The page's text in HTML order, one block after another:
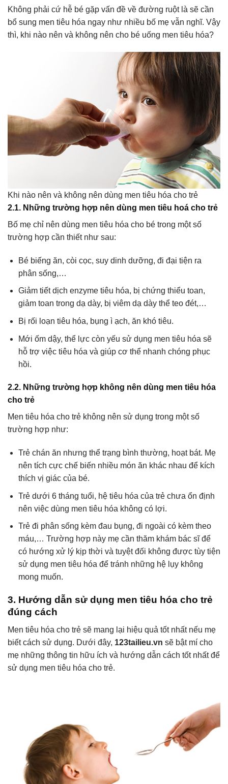
Không phải cứ hễ bé gặp vấn đề về đường ruột là sẽ cần
bổ sung men tiêu hóa ngay như nhiều bố mẹ vẫn nghĩ. Vậy
thì, khi nào nên và không nên cho bé uống men tiêu hóa?
Khi nào nên và không nên dùng men tiêu hóa cho trẻ
2.1. Những trường hợp nên dùng men tiêu hoá cho trẻ
Bố mẹ chỉ nên dùng men tiêu hóa cho bé trong một số
trường hợp cần thiết như sau:
Bé biếng ăn, còi cọc, suy dinh dưỡng, đi đại tiện ra
phân sống,…
Giảm tiết dịch enzyme tiêu hóa, bị chứng thiểu toan,
giảm toan trong dạ dày, bị viêm dạ dày thể teo đét,…
Bị rối loạn tiêu hóa, bụng ì ạch, ăn khó tiêu.
Mới ốm dậy, thể lực còn yếu sử dụng men tiêu hóa sẽ
hỗ trợ việc tiêu hóa và giúp cơ thể nhanh chóng phục
hồi.
2.2. Những trường hợp không nên dùng men tiêu hóa
cho trẻ
Men tiêu hóa cho trẻ không nên sử dụng trong một số
trường hợp như:
Trẻ chán ăn nhưng thể trạng bình thường, hoạt bát. Mẹ
nên tích cực chế biến nhiều món ăn khác nhau để kích
thích vị giác của bé.
Trẻ dưới 6 tháng tuổi, hệ tiêu hóa của trẻ chưa ổn định
nên việc dùng men tiêu hóa không có lợi.
Trẻ đi phân sống kèm đau bụng, đi ngoài có kèm theo
máu,… Trường hợp này mẹ cần thăm khám bác sĩ để
có hướng xử lý kịp thời và tuyệt đối không được tùy tiện
sử dụng men tiêu hóa để tránh những hệ lụy không
mong muốn.
3. Hướng dẫn sử dụng men tiêu hóa cho trẻ
đúng cách
Men tiêu hóa cho trẻ sẽ mang lại hiệu quả tốt nhất nếu mẹ
biết cách sử dụng. Dưới đây, 123tailieu.vn sẽ bật mí cho
mẹ những thông tin hữu ích và hướng dẫn cách tốt nhất để
sử dụng men tiêu hóa cho trẻ.